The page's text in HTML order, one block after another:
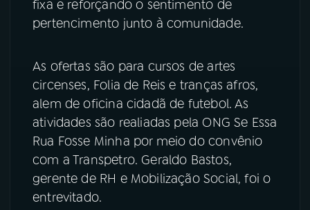
fixa e reforçando o sentimento de
pertencimento junto à comunidade.
As ofertas são para cursos de artes
circenses, Folia de Reis e tranças afros,
alem de oficina cidadã de futebol. As
atividades são realiadas pela ONG Se Essa
Rua Fosse Minha por meio do convênio
com a Transpetro. Geraldo Bastos,
gerente de RH e Mobilização Social, foi o
entrevitado.